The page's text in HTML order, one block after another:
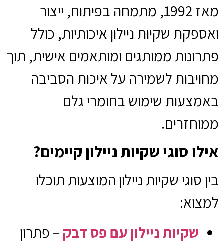
מאז 1992, מתמחה בפיתוח, ייצור
ואספקת שקיות ניילון איכותיות, כולל
פתרונות ממותגים ומותאמים אישית, תוך
מחויבות לשמירה על איכות הסביבה
באמצעות שימוש בחומרי גלם
ממוחזרים.
אילו סוגי שקיות ניילון קיימים?
בין סוגי שקיות ניילון המוצעות תוכלו
למצוא:
שקיות ניילון עם פס דבק – פתרון